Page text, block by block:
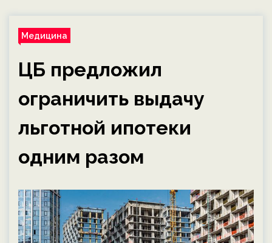
Медицина
ЦБ предложил
ограничить выдачу
льготной ипотеки
одним разом